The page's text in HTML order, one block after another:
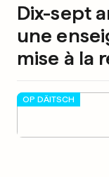
Dix-sept
une
mise à la
OP DÄITSCH